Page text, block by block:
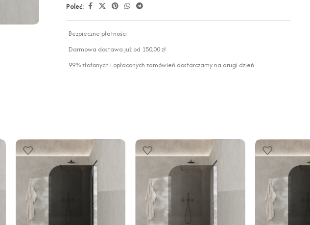
Poleć:
Bezpieczne płatności
Darmowa dostawa już od 150,00 zł
99% złożonych i opłaconych zamówień dostarczamy na drugi dzień